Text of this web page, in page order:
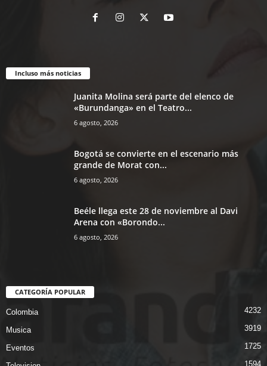
Incluso más noticias
Juanita Molina será parte del elenco de
«Burundanga» en el Teatro...
6 agosto, 2026
Bogotá se convierte en el escenario más
grande de Morat con...
6 agosto, 2026
Beéle llega este 28 de noviembre al Davi
Arena con «Borondo...
6 agosto, 2026
CATEGORÍA POPULAR
Colombia 4232
Musica 3919
Eventos 1725
1594